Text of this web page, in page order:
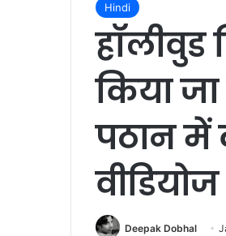
Hindi
किया
पठान में
वीडियोज
Deepak Dobhal